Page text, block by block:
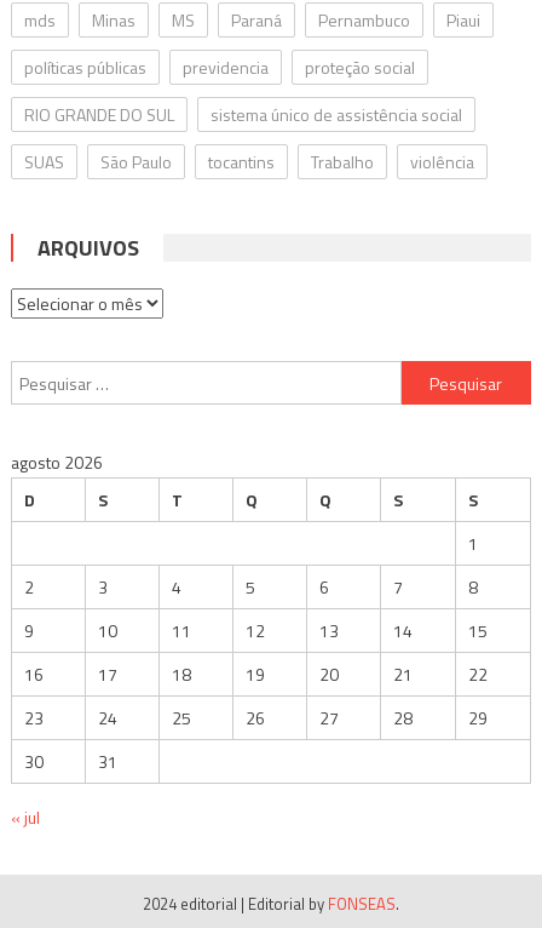
mds
Minas MS Paraná Pernambuco
Piaui
políticas públicas
previdencia
proteção social
RIO GRANDE DO SUL
sistema único de assistência social
SUAS
São Paulo tocantins Trabalho violência
ARQUIVOS
Arquivos
Pesquisar
por:
agosto 2026
D
S T Q Q S
S
1
2
3 4 5 6 7
8
9
10 11 12 13 14
15
16
17 18 19 20 21
22
23
24 25 26 27 28
29
30
31
« jul
2024 editorial | Editorial by FONSEAS.